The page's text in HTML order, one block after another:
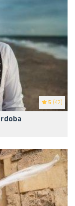
5 (42)